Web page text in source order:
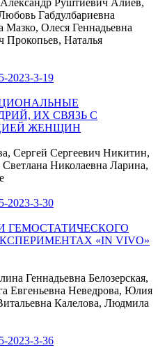
Руштиевич Алиев,
Габдулбариевна
Олеся Геннадьевна
Прокопьев, Наталья
2023-3-19
ИХ СВЯЗЬ С
ЖЕНЩИН
Сергей Сергеевич Никитин,
Николаевна Ларина,
2023-3-30
ГЕМОСТАТИЧЕСКОГО
«IN VIVO»
Геннадьевна Белозерская,
Евгеньевна Неведрова, Юлия
Калелова, Людмила
2023-3-36